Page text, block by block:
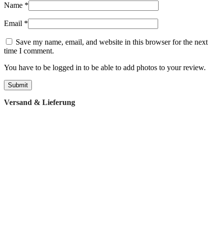
Name *
Email *
Save my name, email, and website in this browser for the next
time I comment.
You have to be logged in to be able to add photos to your review.
Versand & Lieferung